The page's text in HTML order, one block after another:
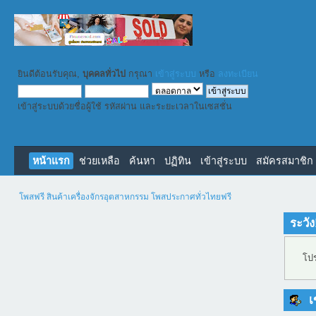
ยินดีต้อนรับคุณ, บุคคลทั่วไป กรุณา เข้าสู่ระบบ หรือ ลงทะเบียน
เข้าสู่ระบบด้วยชื่อผู้ใช้ รหัสผ่าน และระยะเวลาในเซสชั่น
หน้าแรก ช่วยเหลือ ค้นหา ปฏิทิน เข้าสู่ระบบ สมัครสมาชิก
โพสฟรี สินค้าเครื่องจักรอุตสาหกรรม โพสประกาศทั่วไทยฟรี
ระวั
โ